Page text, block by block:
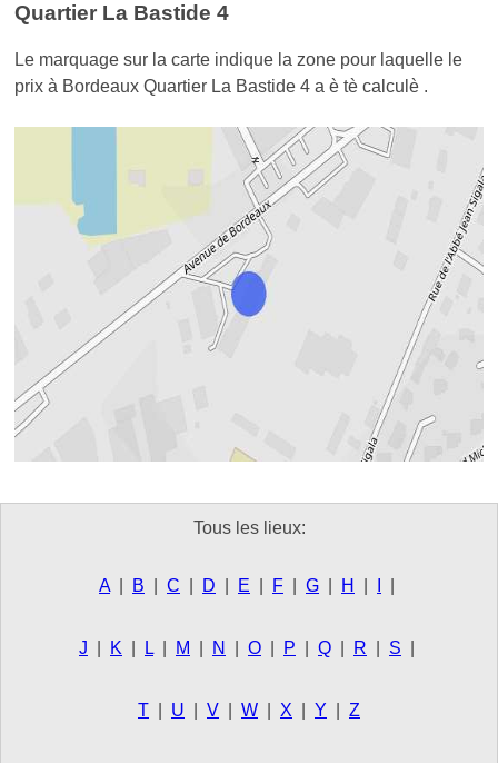
Quartier La Bastide 4
Le marquage sur la carte indique la zone pour laquelle le
prix à Bordeaux Quartier La Bastide 4 a è tè calculè .
Tous les lieux:
A B C D E F G H
J K L M N O P Q R S
T U V W X Y Z